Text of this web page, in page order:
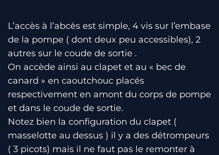
L’accès à l’abcès est simple, 4 vis sur l’embase
de la pompe ( dont deux peu accessibles), 2
autres sur le coude de sortie .
On accède ainsi au clapet et au « bec de
canard » en caoutchouc placés
respectivement en amont du corps de pompe
et dans le coude de sortie.
Notez bien la configuration du clapet (
masselotte au dessus ) il y a des détrompeurs
( 3 picots) mais il ne faut pas le remonter à